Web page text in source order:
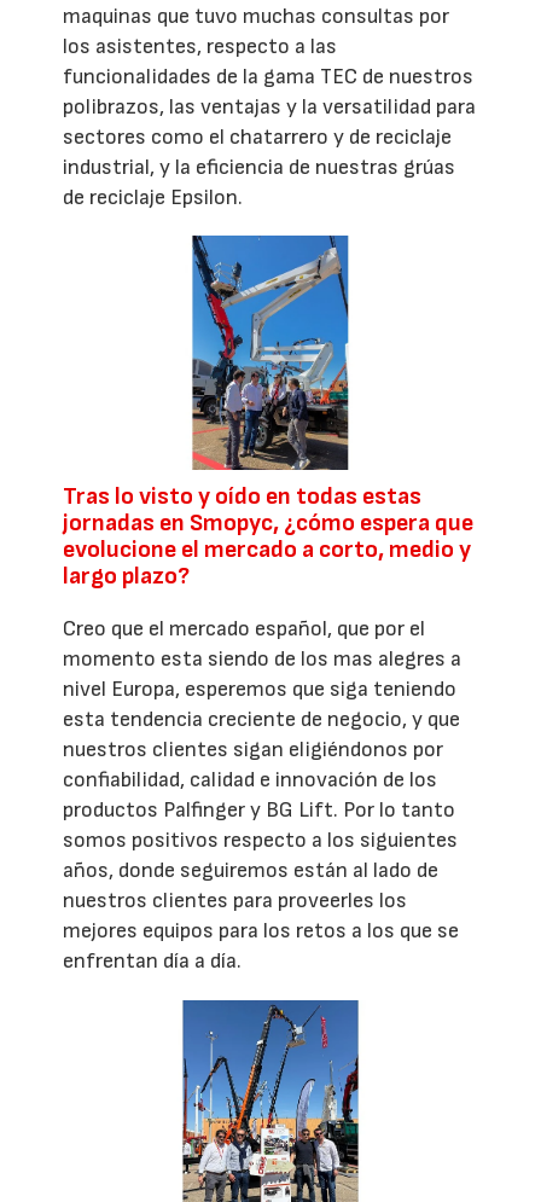
maquinas que tuvo muchas consultas por
los asistentes, respecto a las
funcionalidades de la gama TEC de nuestros
polibrazos, las ventajas y la versatilidad para
sectores como el chatarrero y de reciclaje
industrial, y la eficiencia de nuestras grúas
de reciclaje Epsilon.
Tras lo visto y oído en todas estas
jornadas en Smopyc, ¿cómo espera que
evolucione el mercado a corto, medio y
largo plazo?
Creo que el mercado español, que por el
momento esta siendo de los mas alegres a
nivel Europa, esperemos que siga teniendo
esta tendencia creciente de negocio, y que
nuestros clientes sigan eligiéndonos por
confiabilidad, calidad e innovación de los
productos Palfinger y BG Lift. Por lo tanto
somos positivos respecto a los siguientes
años, donde seguiremos están al lado de
nuestros clientes para proveerles los
mejores equipos para los retos a los que se
enfrentan día a día.